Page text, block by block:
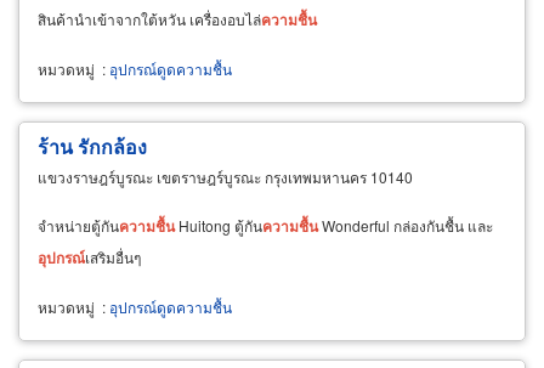
สินค้านำเข้าจากใต้หวัน เครื่องอบไล่ความชื้น
หมวดหมู่ : อุปกรณ์ดูดความชื้น
ร้าน รักกล้อง
แขวงราษฎร์บูรณะ เขตราษฎร์บูรณะ กรุงเทพมหานคร 10140
จำหน่ายตู้กันความชื้นHuitong ตู้กันความชื้นWonderful กล่องกันชื้น และ
อุปกรณ์เสริมอื่นๆ
หมวดหมู่ : อุปกรณ์ดูดความชื้น